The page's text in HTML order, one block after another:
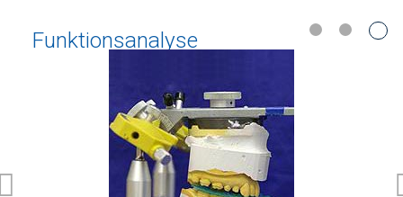
Funktionsanalyse